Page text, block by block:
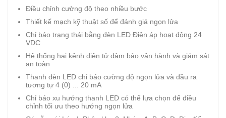
Điều chỉnh cường độ theo nhiều bước
Thiết kế mạch kỹ thuật số để đánh giá ngọn lửa
Chỉ báo trạng thái bằng đèn LED Điện áp hoạt động 24
VDC
Hệ thống hai kênh điện tử đảm bảo vận hành và giám sát
an toàn
Thanh đèn LED chỉ báo cường độ ngọn lửa và đầu ra
tương tự 4 (0) ... 20 mA
Chỉ báo xu hướng thanh LED có thể lựa chọn để điều
chỉnh tối ưu theo hướng ngọn lửa